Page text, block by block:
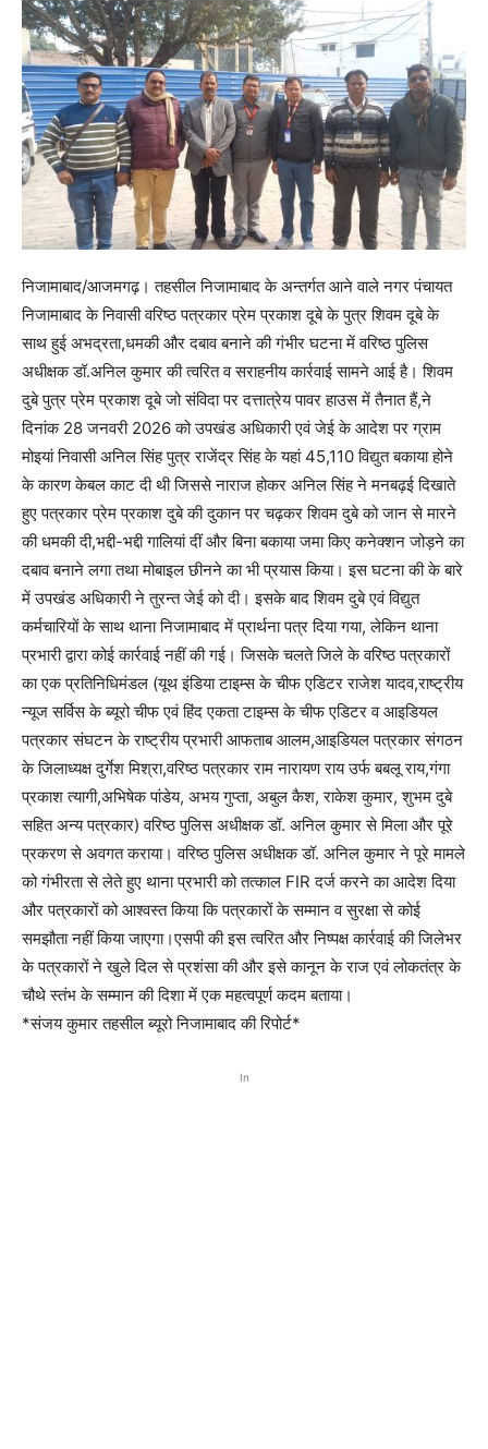
निजामाबाद/आजमगढ़। तहसील निजामाबाद के अन्तर्गत आने वाले नगर पंचायत
निजामाबाद के निवासी वरिष्ठ पत्रकार प्रेम प्रकाश दूबे के पुत्र शिवम दूबे के
साथ हुई अभद्रता,धमकी और दबाव बनाने की गंभीर घटना में वरिष्ठ पुलिस
अधीक्षक डॉ.अनिल कुमार की त्वरित व सराहनीय कार्रवाई सामने आई है। शिवम
दुबे पुत्र प्रेम प्रकाश दूबे जो संविदा पर दत्तात्रेय पावर हाउस में तैनात हैं,ने
दिनांक 28 जनवरी 2026 को उपखंड अधिकारी एवं जेई के आदेश पर ग्राम
मोइयां निवासी अनिल सिंह पुत्र राजेंद्र सिंह के यहां 45,110 विद्युत बकाया होने
के कारण केबल काट दी थी जिससे नाराज होकर अनिल सिंह ने मनबढ़ई दिखाते
हुए पत्रकार प्रेम प्रकाश दुबे की दुकान पर चढ़कर शिवम दुबे को जान से मारने
की धमकी दी,भद्दी-भद्दी गालियां दीं और बिना बकाया जमा किए कनेक्शन जोड़ने का
दबाव बनाने लगा तथा मोबाइल छीनने का भी प्रयास किया। इस घटना की के बारे
में उपखंड अधिकारी ने तुरन्त जेई को दी। इसके बाद शिवम दुबे एवं विद्युत
कर्मचारियों के साथ थाना निजामाबाद में प्रार्थना पत्र दिया गया, लेकिन थाना
प्रभारी द्वारा कोई कार्रवाई नहीं की गई। जिसके चलते जिले के वरिष्ठ पत्रकारों
का एक प्रतिनिधिमंडल (यूथ इंडिया टाइम्स के चीफ एडिटर राजेश यादव,राष्ट्रीय
न्यूज सर्विस के ब्यूरो चीफ एवं हिंद एकता टाइम्स के चीफ एडिटर व आइडियल
पत्रकार संघटन के राष्ट्रीय प्रभारी आफताब आलम,आइडियल पत्रकार संगठन
के जिलाध्यक्ष दुर्गेश मिश्रा,वरिष्ठ पत्रकार राम नारायण राय उर्फ बबलू राय,गंगा
प्रकाश त्यागी,अभिषेक पांडेय, अभय गुप्ता, अबुल कैश, राकेश कुमार, शुभम दुबे
सहित अन्य पत्रकार) वरिष्ठ पुलिस अधीक्षक डॉ. अनिल कुमार से मिला और पूरे
प्रकरण से अवगत कराया। वरिष्ठ पुलिस अधीक्षक डॉ. अनिल कुमार ने पूरे मामले
को गंभीरता से लेते हुए थाना प्रभारी को तत्काल FIR दर्ज करने का आदेश दिया
और पत्रकारों को आश्वस्त किया कि पत्रकारों के सम्मान व सुरक्षा से कोई
समझौता नहीं किया जाएगा।एसपी की इस त्वरित और निष्पक्ष कार्रवाई की जिलेभर
के पत्रकारों ने खुले दिल से प्रशंसा की और इसे कानून के राज एवं लोकतंत्र के
चौथे स्तंभ के सम्मान की दिशा में एक महत्वपूर्ण कदम बताया।
*संजय कुमार तहसील ब्यूरो निजामाबाद की रिपोर्ट*
In